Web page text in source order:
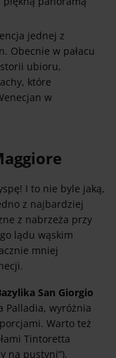
jednej z
Obecnie w pałacu
ubioru,
które
w
I to nie byle jaką,
z najbardziej
z nabrzeża przy
lądu wąskim
mniej
San Giorgio
Palladia, wyróżnia
Warto też
Tintoretta
na pustyni”).